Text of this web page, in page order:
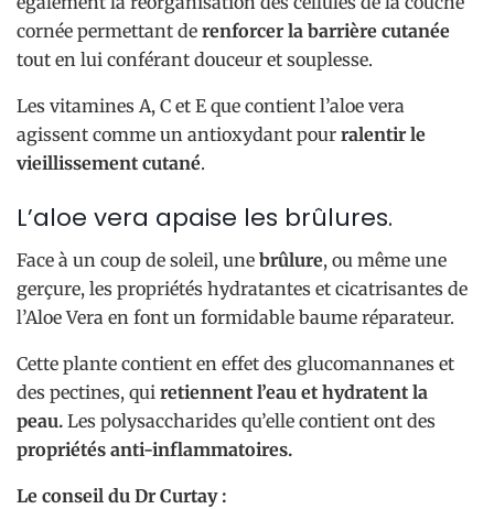
cornée permettant de renforcer la barrière cutanée
tout en lui conférant douceur et souplesse.
Les vitamines A, C et E que contient l’aloe vera
agissent comme un antioxydant pour ralentir le
vieillissement cutané.
L’aloe vera apaise les brûlures.
Face à un coup de soleil, une brûlure, ou même une
gerçure, les propriétés hydratantes et cicatrisantes de
l’Aloe Vera en font un formidable baume réparateur.
Cette plante contient en effet des glucomannanes et
des pectines, qui retiennent l’eau et hydratent la
peau. Les polysaccharides qu’elle contient ont des
propriétés anti-inflammatoires.
Le conseil du Dr Curtay :